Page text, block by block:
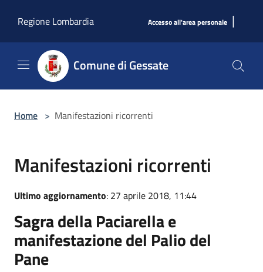
Regione Lombardia
Accesso all'area personale |
Comune di Gessate
Home > Manifestazioni ricorrenti
Manifestazioni ricorrenti
Ultimo aggiornamento: 27 aprile 2018, 11:44
Sagra della Paciarella e
manifestazione del Palio del
Pane